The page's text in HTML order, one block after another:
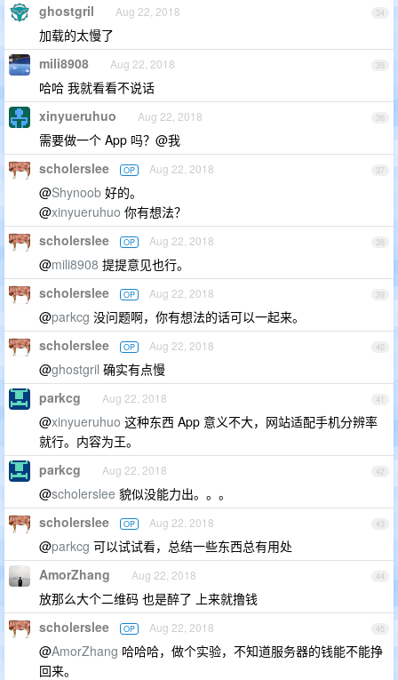
34
ghostgril Aug 22, 2018
加载的太慢了
35
mili8908 Aug 22, 2018
哈哈 我就看看不说话
36
xinyueruhuo Aug 22, 2018
需要做一个 App 吗？@我
37
scholerslee OP Aug 22, 2018
@Shynoob 好的。
@xinyueruhuo 你有想法？
38
scholerslee OP Aug 22, 2018
@mili8908 提提意见也行。
39
scholerslee OP Aug 22, 2018
@parkcg 没问题啊，你有想法的话可以一起来。
40
scholerslee OP Aug 22, 2018
@ghostgril 确实有点慢
41
parkcg Aug 22, 2018
@xinyueruhuo 这种东西 App 意义不大，网站适配手机分辨率
就行。内容为王。
42
parkcg Aug 22, 2018
@scholerslee 貌似没能力出。。。
43
scholerslee OP Aug 22, 2018
@parkcg 可以试试看，总结一些东西总有用处
44
AmorZhang Aug 22, 2018
放那么大个二维码 也是醉了 上来就撸钱
45
scholerslee OP Aug 22, 2018
@AmorZhang 哈哈哈，做个实验，不知道服务器的钱能不能挣
回来。